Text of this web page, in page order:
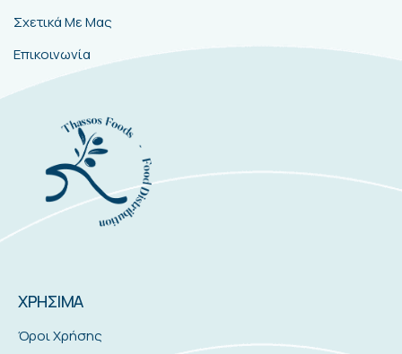
Σχετικά Με Μας
Επικοινωνία
ΧΡΗΣΙΜΑ
Όροι Χρήσης